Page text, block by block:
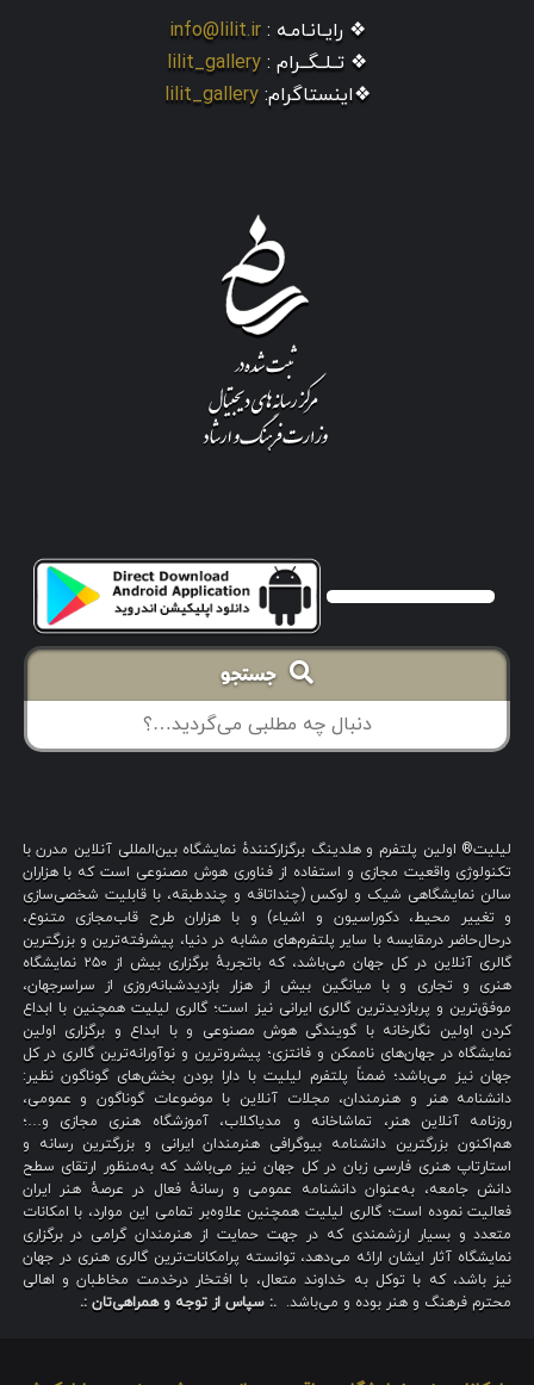
❖ رایـانـامـه : info@lilit.ir
❖ تــلــگــرام : lilit_gallery
❖اینستاگرام: lilit_gallery
جستجو
لیلیت® اولین پلتفرم و هلدینگ برگزارکنندهٔ نمایشگاه بین‌المللی آنلاین مدرن با
تکنولوژی واقعیت مجازی و استفاده از فناوری هوش مصنوعی است که با هزاران
سالن نمایشگاهی شیک و لوکس (چنداتاقه و چندطبقه، با قابلیت شخصی‌سازی
و تغییر محیط، دکوراسیون و اشیاء) و با هزاران طرح قاب‌مجازی متنوع،
درحال‌حاضر درمقایسه با سایر پلتفرم‌های مشابه در دنیا، پیشرفته‌ترین و بزرگترین
گالری آنلاین در کل جهان می‌باشد، که باتجربهٔ برگزاری بیش از ۲۵۰ نمایشگاه
هنری و تجاری و با میانگین بیش از هزار بازدیدشبانه‌روزی از سراسرجهان،
موفق‌ترین و پربازدیدترین گالری ایرانی نیز است؛ گالری لیلیت همچنین با ابداع
کردن اولین نگارخانه با گویندگی هوش مصنوعی و با ابداع و برگزاری اولین
نمایشگاه در جهان‌های ناممکن و فانتزی؛ پیشروترین و نوآورانه‌ترین گالری در کل
جهان نیز می‌باشد؛ ضمناً پلتفرم لیلیت با دارا بودن بخش‌های گوناگون نظیر:
دانشنامه هنر و هنرمندان، مجلات آنلاین با موضوعات گوناگون و عمومی،
روزنامه آنلاین هنر، تماشاخانه و مدیاکلاب، آموزشگاه هنری مجازی و…؛
هم‌اکنون بزرگترین دانشنامه بیوگرافی هنرمندان ایرانی و بزرگترین رسانه و
استارتاپ هنری فارسی زبان در کل جهان نیز می‌باشد که به‌منظور ارتقای سطح
دانش جامعه، به‌عنوان دانشنامه عمومی و رسانهٔ فعال در عرصهٔ هنر ایران
فعالیت نموده است؛ گالری لیلیت همچنین علاوه‌بر تمامی این موارد، با امکانات
متعدد و بسیار ارزشمندی که در جهت حمایت از هنرمندان گرامی در برگزاری
نمایشگاه آثار ایشان ارائه می‌دهد، توانسته پرامکانات‌ترین گالری هنری در جهان
نیز باشد، که با توکل به خداوند متعال، با افتخار درخدمت مخاطبان و اهالی
محترم فرهنگ و هنر بوده و می‌باشد. .: سپاس از توجه و همراهی‌تان :.